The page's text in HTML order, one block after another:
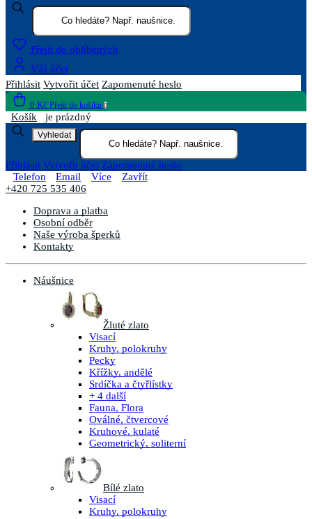
Přejít do oblíbených
Váš účet
Přihlásit Vytvořit účet Zapomenuté heslo
0 Kč Přejít do košíku 0
Košík je prázdný
Vyhledat
Přihlásit Vytvořit účet Zapomenuté heslo
Telefon
Email Více
Zavřít
+420 725 535 406
Doprava a platba
Osobní odběr
Naše výroba šperků
Kontakty
Náušnice
Žluté zlato
Visací
Kruhy, polokruhy
Pecky
Křížky, andělé
Srdíčka a čtyřlístky
+ 4 další
Fauna, Flora
Oválné, čtvercové
Kruhové, kulaté
Geometrický, soliterní
Bílé zlato
Visací
Kruhy, polokruhy